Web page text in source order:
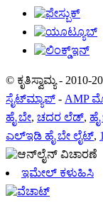
© ಕೃತಿಸ್ವಾಮ್ಯ - 2010-
ಸೈಟ್‌ಮ್ಯಾಪ್ - AMP
ಹೈ ಬೇ, ಚದರ ಲೆಡ್,
ಎಲ್ಇಡಿ ಹೈ ಬೇ ಲೈಟ್,
ಇಮೇಲ್ ಕಳುಹಿಸಿ